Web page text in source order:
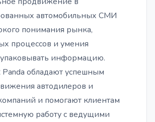
автомобильных СМИ
понимания рынка,
процессов и умения
упаковывать информацию.
обладают успешным
автодилеров и
и помогают клиентам
работу с ведущими